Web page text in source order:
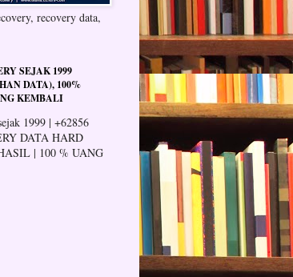
recovery data,
SEJAK 1999
DATA), 100%
KEMBALI
1999 | +62856
DATA HARD
| 100 % UANG